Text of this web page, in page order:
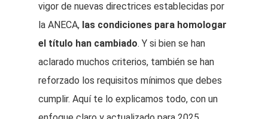
vigor de nuevas directrices establecidas por
la ANECA, las condiciones para homologar
el título han cambiado. Y si bien se han
aclarado muchos criterios, también se han
reforzado los requisitos mínimos que debes
cumplir. Aquí te lo explicamos todo, con un